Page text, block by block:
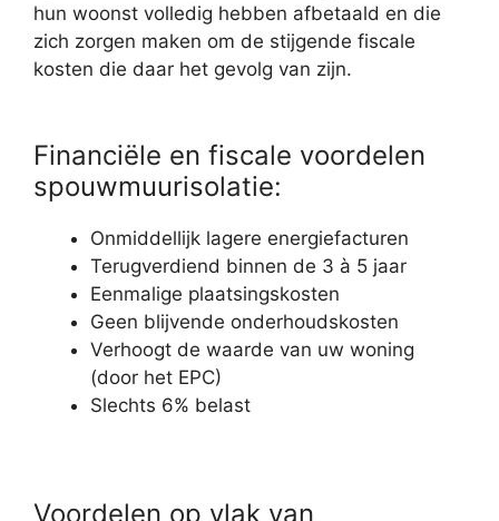
hun woonst volledig hebben afbetaald en die
zich zorgen maken om de stijgende fiscale
kosten die daar het gevolg van zijn.
Financiële en fiscale voordelen
spouwmuurisolatie:
Onmiddellijk lagere energiefacturen
Terugverdiend binnen de 3 à 5 jaar
Eenmalige plaatsingskosten
Geen blijvende onderhoudskosten
Verhoogt de waarde van uw woning
(door het EPC)
Slechts 6% belast
Voordelen op vlak van